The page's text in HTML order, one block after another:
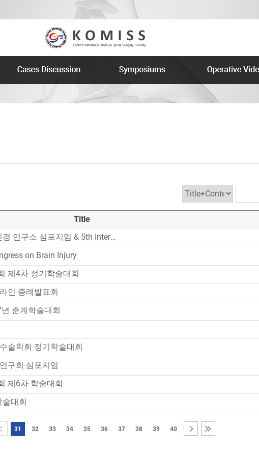
Title
제16회 연세의대 척추신경 연구소 심포지엄 & 5th International Spine symposium of Four Universities
on Brain Injury
제4차 정기학술대회
인 증례발표회
춘계학술대회
술학회 정기학술대회
구회 심포지엄
제6차 학술대회
대회
31 32 33 34 35 36 37 38 39 40